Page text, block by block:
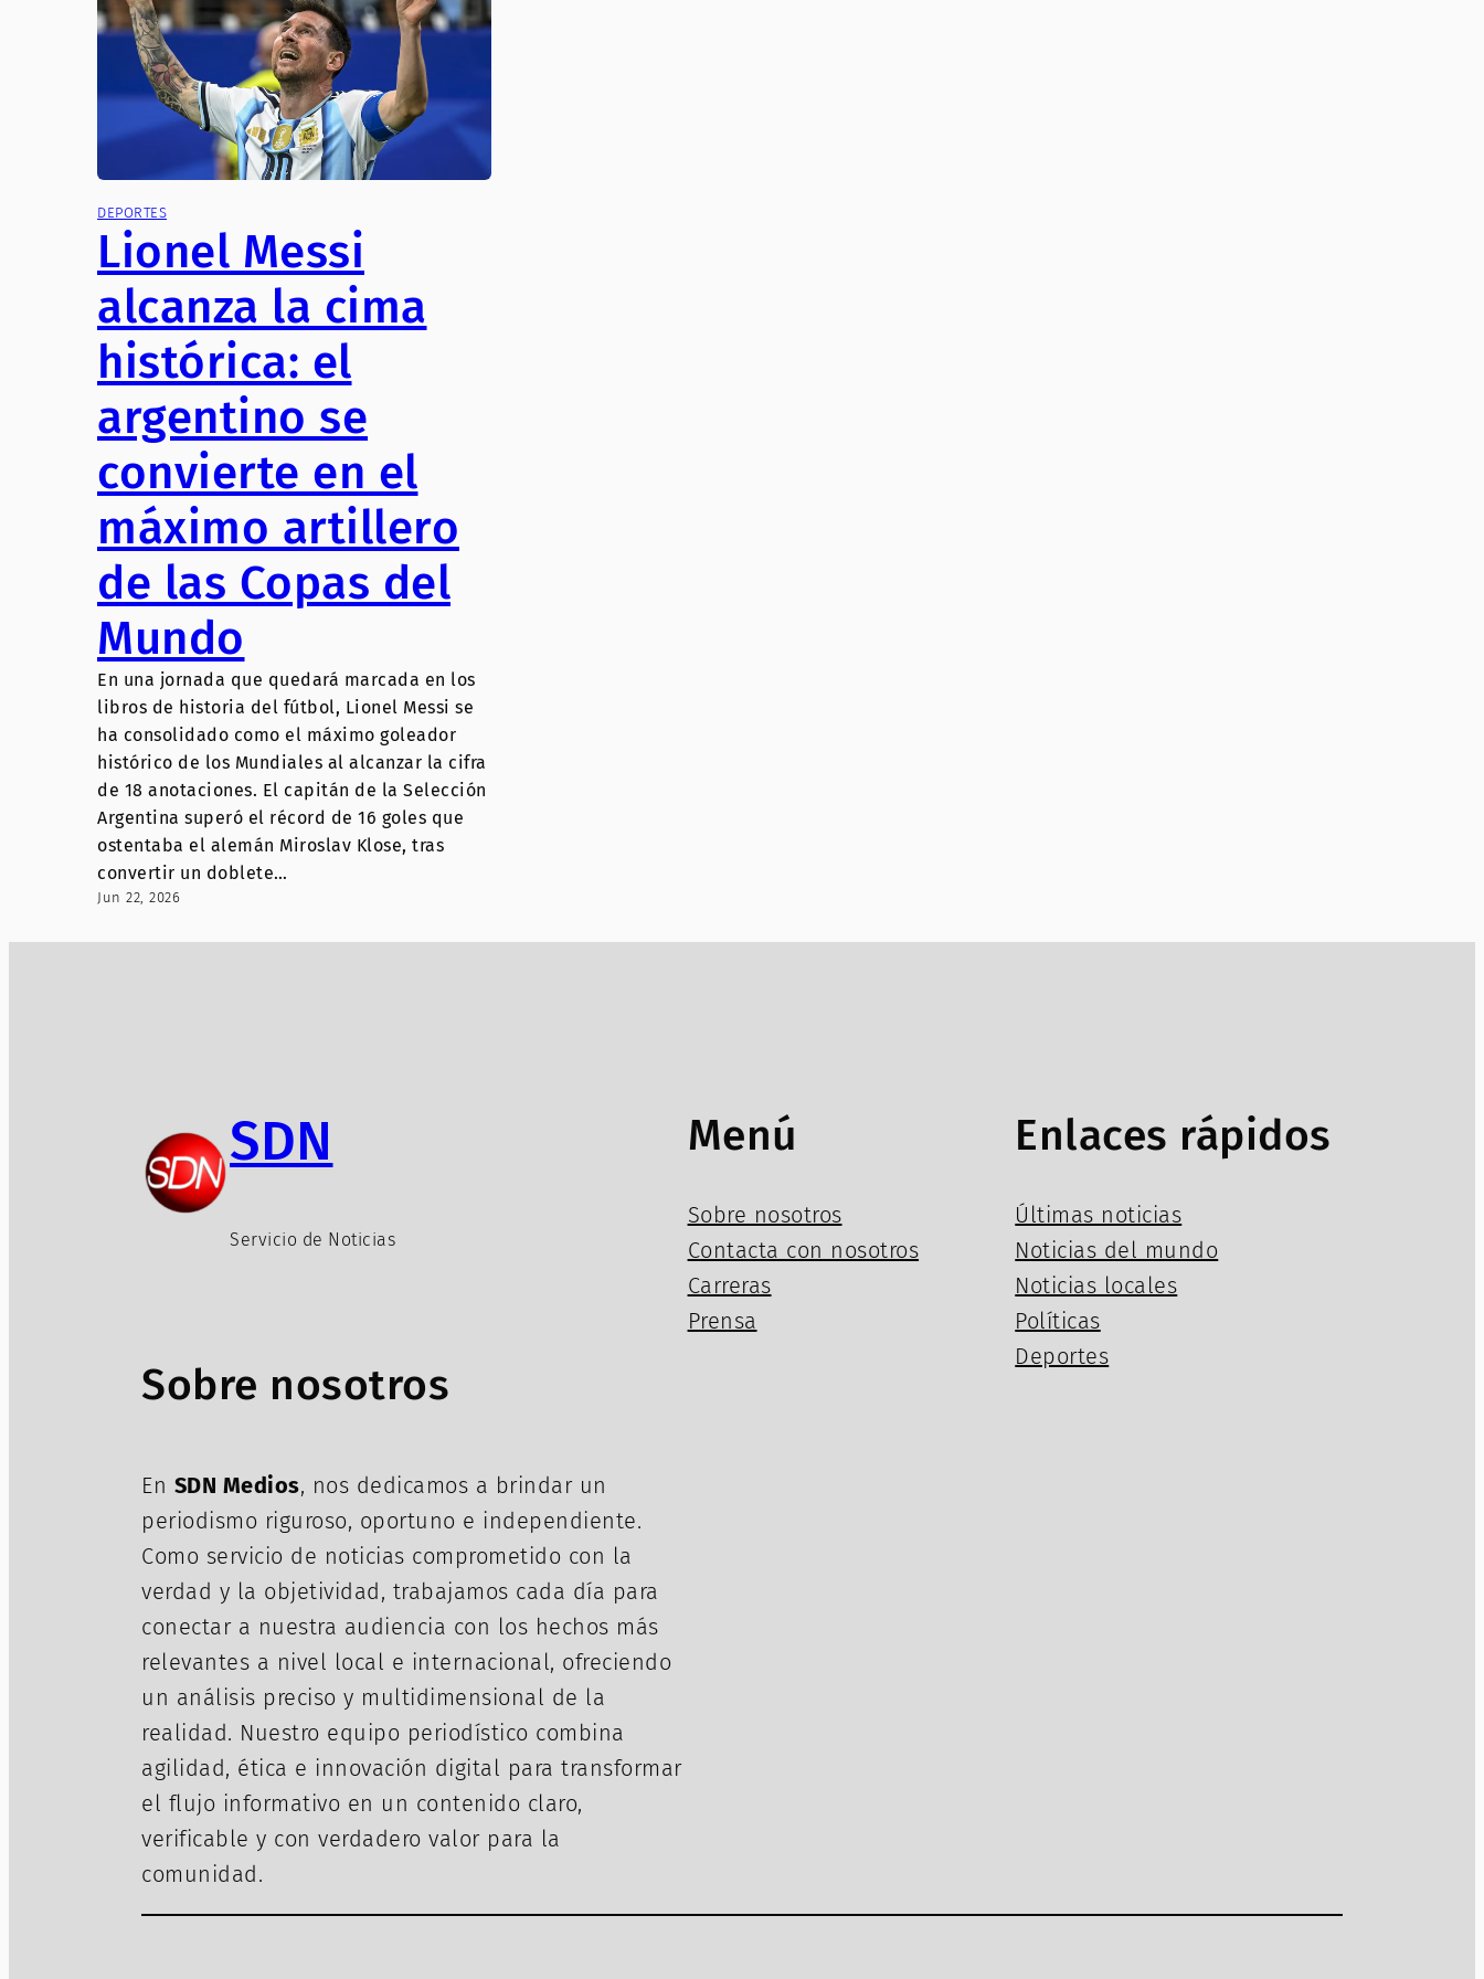
DEPORTES
Lionel Messi
alcanza la cima
histórica: el
argentino se
convierte en el
máximo artillero
de las Copas del
Mundo
En una jornada que quedará marcada en los
libros de historia del fútbol, Lionel Messi se
ha consolidado como el máximo goleador
histórico de los Mundiales al alcanzar la cifra
de 18 anotaciones. El capitán de la Selección
Argentina superó el récord de 16 goles que
ostentaba el alemán Miroslav Klose, tras
convertir un doblete…
Jun 22, 2026
SDN
Servicio de Noticias
Sobre nosotros
En SDN Medios, nos dedicamos a brindar un
periodismo riguroso, oportuno e independiente.
Como servicio de noticias comprometido con la
verdad y la objetividad, trabajamos cada día para
conectar a nuestra audiencia con los hechos más
relevantes a nivel local e internacional, ofreciendo
un análisis preciso y multidimensional de la
realidad. Nuestro equipo periodístico combina
agilidad, ética e innovación digital para transformar
el flujo informativo en un contenido claro,
verificable y con verdadero valor para la
comunidad.
Menú
Sobre nosotros
Contacta con nosotros
Carreras
Prensa
Enlaces rápidos
Últimas noticias
Noticias del mundo
Noticias locales
Políticas
Deportes